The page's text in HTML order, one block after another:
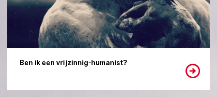
Ben ik een vrijzinnig-humanist?